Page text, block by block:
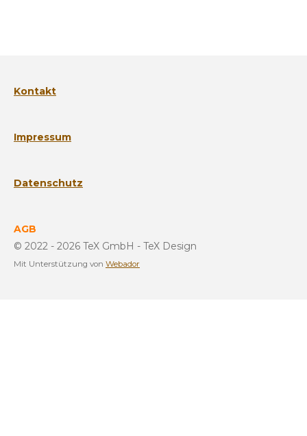
Kontakt
Impressum
Datenschutz
AGB
© 2022 - 2026 TeX GmbH - TeX Design
Mit Unterstützung von Webador